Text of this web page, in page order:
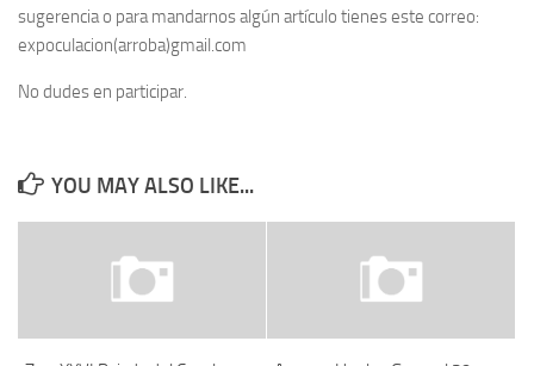
sugerencia o para mandarnos algún artículo tienes este correo:
expoculacion(arroba)gmail.com
No dudes en participar.
YOU MAY ALSO LIKE...